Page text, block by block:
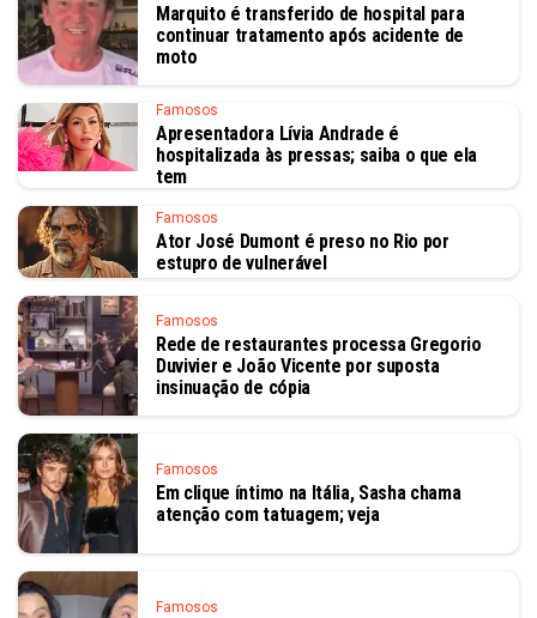
Marquito é transferido de hospital para
continuar tratamento após acidente de
moto
Famosos
Apresentadora Lívia Andrade é
hospitalizada às pressas; saiba o que ela
tem
Famosos
Ator José Dumont é preso no Rio por
estupro de vulnerável
Famosos
Rede de restaurantes processa Gregorio
Duvivier e João Vicente por suposta
insinuação de cópia
Famosos
Em clique íntimo na Itália, Sasha chama
atenção com tatuagem; veja
Famosos